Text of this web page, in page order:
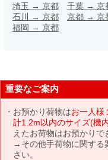
埼玉 → 京都 千葉 → 京
石川 → 京都 京都 → 京
福岡 → 京都
重要なご案内
お預かり荷物はお一人様
計1.2m以内のサイズ(機
えたお荷物はお預かりで
→その他手荷物に関する
さい。